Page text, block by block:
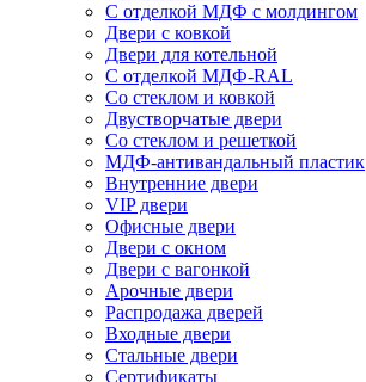
С отделкой МДФ с молдингом
Двери с ковкой
Двери для котельной
С отделкой МДФ-RAL
Со стеклом и ковкой
Двустворчатые двери
Со стеклом и решеткой
МДФ-антивандальный пластик
Внутренние двери
VIP двери
Офисные двери
Двери с окном
Двери с вагонкой
Арочные двери
Распродажа дверей
Входные двери
Стальные двери
Сертификаты